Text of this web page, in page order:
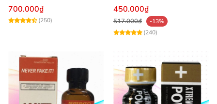
hộp thiếc 40ml + 10ml
700.000₫
(250)
USA PWD
450.000₫
517.000₫
-13%
(240)